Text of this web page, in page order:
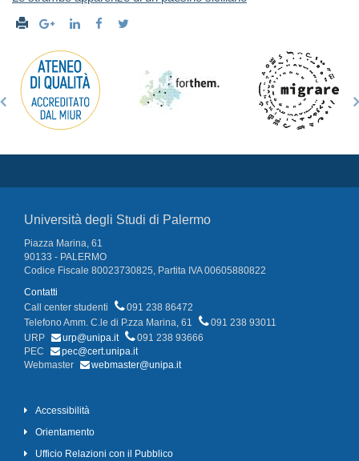
Università degli Studi di Palermo
Piazza Marina, 61
90133 - PALERMO
Codice Fiscale 80023730825, Partita IVA 00605880822
Contatti
Call center studenti
091 238 86472
Telefono Amm. C.le di P.zza Marina, 61
091 238 93011
URP
urp@unipa.it
091 238 93666
PEC
pec@cert.unipa.it
Webmaster
webmaster@unipa.it
Accessibilità
Orientamento
Ufficio Relazioni con il Pubblico